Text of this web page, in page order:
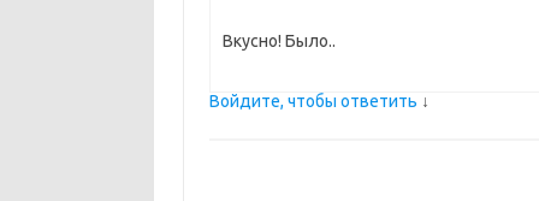
Вкусно! Было..
Войдите, чтобы ответить ↓